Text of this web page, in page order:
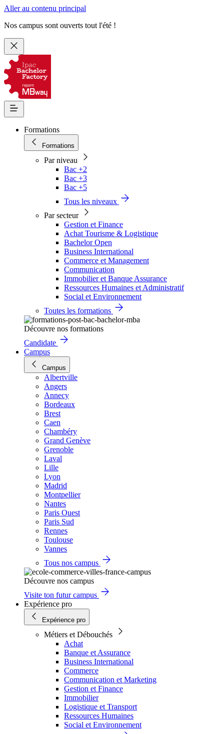
Aller au contenu principal
Nos campus sont ouverts tout l'été !
Formations
Formations
Par niveau
Bac +2
Bac +3
Bac +5
Tous les niveaux
Par secteur
Gestion et Finance
Achat Tourisme & Logistique
Bachelor Open
Business International
Commerce et Management
Communication
Immobilier et Banque Assurance
Ressources Humaines et Administratif
Social et Environnement
Toutes les formations
Découvre nos formations
Candidate
Campus
Campus
Albertville
Angers
Annecy
Bordeaux
Brest
Caen
Chambéry
Grand Genève
Grenoble
Laval
Lille
Lyon
Madrid
Montpellier
Nantes
Paris Ouest
Paris Sud
Rennes
Toulouse
Vannes
Tous nos campus
Découvre nos campus
Visite ton futur campus
Expérience pro
Expérience pro
Métiers et Débouchés
Achat
Banque et Assurance
Business International
Commerce
Communication et Marketing
Gestion et Finance
Immobilier
Logistique et Transport
Ressources Humaines
Social et Environnement